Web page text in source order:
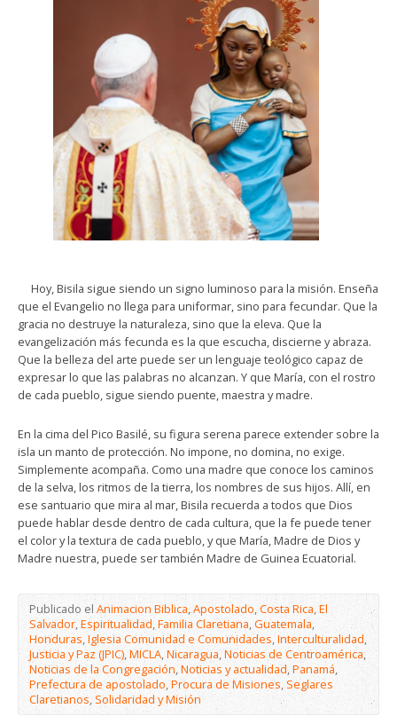
Hoy, Bisila sigue siendo un signo luminoso para la misión. Enseña
que el Evangelio no llega para uniformar, sino para fecundar. Que la
gracia no destruye la naturaleza, sino que la eleva. Que la
evangelización más fecunda es la que escucha, discierne y abraza.
Que la belleza del arte puede ser un lenguaje teológico capaz de
expresar lo que las palabras no alcanzan. Y que María, con el rostro
de cada pueblo, sigue siendo puente, maestra y madre.
En la cima del Pico Basilé, su figura serena parece extender sobre la
isla un manto de protección. No impone, no domina, no exige.
Simplemente acompaña. Como una madre que conoce los caminos
de la selva, los ritmos de la tierra, los nombres de sus hijos. Allí, en
ese santuario que mira al mar, Bisila recuerda a todos que Dios
puede hablar desde dentro de cada cultura, que la fe puede tener
el color y la textura de cada pueblo, y que María, Madre de Dios y
Madre nuestra, puede ser también Madre de Guinea Ecuatorial.
Publicado el Animacion Biblica,Apostolado,Costa Rica,El
Salvador,Espiritualidad,Familia Claretiana,Guatemala,
Honduras,Iglesia Comunidad e Comunidades,Interculturalidad,
Justicia y Paz (JPIC),MICLA,Nicaragua,Noticias de Centroamérica,
Noticias de la Congregación,Noticias y actualidad,Panamá,
Prefectura de apostolado,Procura de Misiones, Seglares
Claretianos,Solidaridad y Misión